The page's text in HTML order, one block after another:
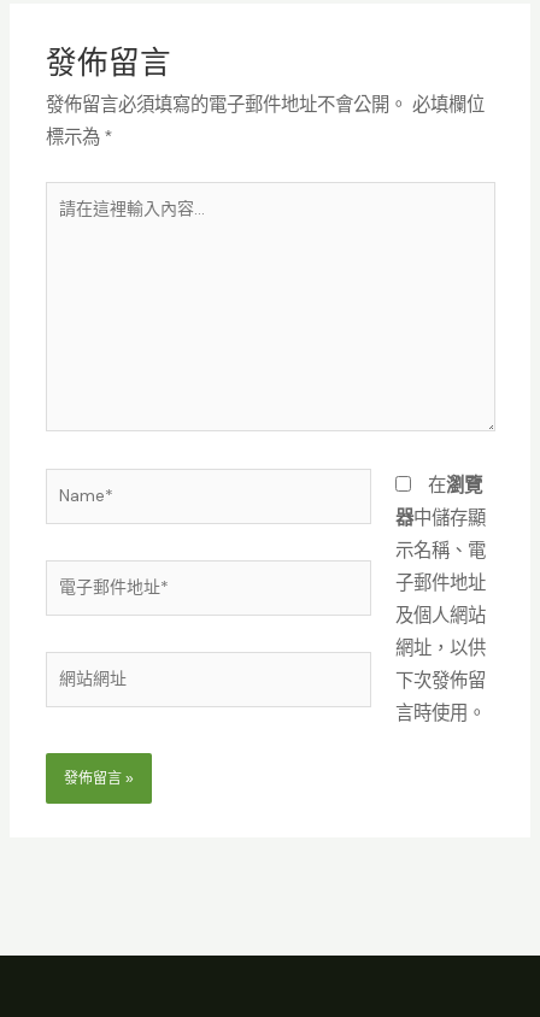
發佈留言
發佈留言必須填寫的電子郵件地址不會公開。 必填欄位
標示為 *
電
件
地
網
在瀏覽
器中儲存顯
示名稱、電
子郵件地址
及個人網站
網址，以供
下次發佈留
言時使用。